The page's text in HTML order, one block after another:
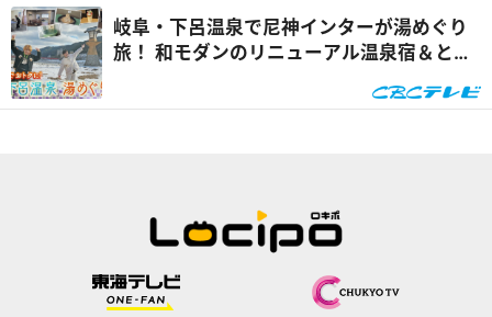
岐阜・下呂温泉で尼神インターが湯めぐり
旅！ 和モダンのリニューアル温泉宿＆とち